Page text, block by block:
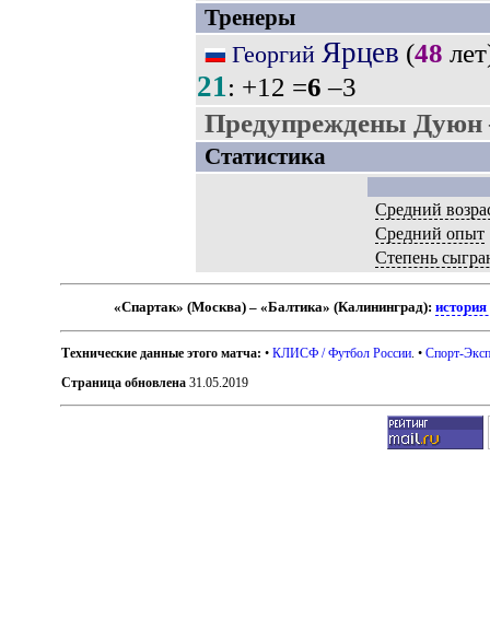
Тренеры
Георгий Ярцев (48
21: +12 =6 –3
Предупреждены
Статистика
Средний
Средний опыт
Степень
«Спартак» (Москва) – «Балтика» (Калининград):история
Технические данные этого матча: •КЛИСФ / Футбол России . •Спорт-
Страница обновлена 31.05.2019